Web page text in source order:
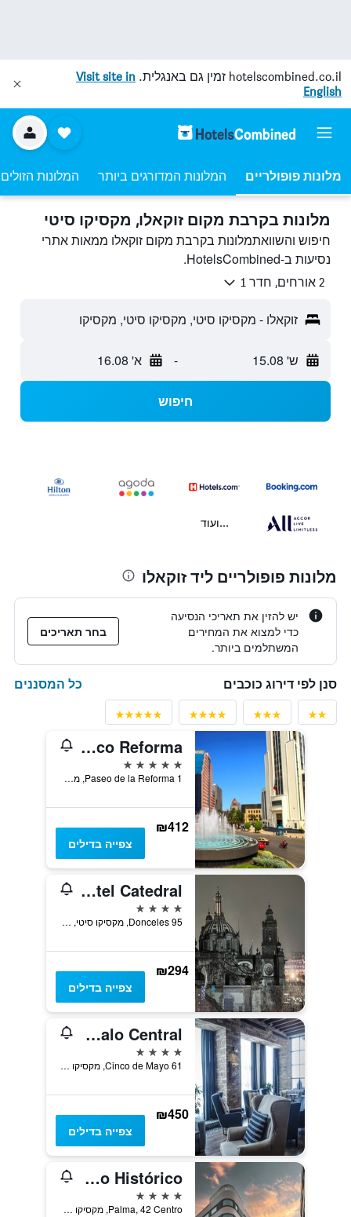
hotelscombined.co.il זמין גם באנגלית. Visit site in
English
מלונות פופולריים המלונות המדורגים ביותר המלונות
מלונות בקרבת מקום זוקאלו, מקסיקו סיטי
חיפוש והשוואתמלונות בקרבת מקום זוקאלו ממאות אתרי
נסיעות ב-HotelsCombined.
2 אורחים, חדר 1
זוקאלו - מקסיקו סיטי, מקסיקו סיטי, מקסיקו
ש' 15.08 - א' 16.08
חיפוש
...ועוד
מלונות פופולריים ליד זוקאלו
יש להזין את תאריכי הנסיעה
כדי למצוא את המחירים
המשתלמים ביותר.
בחר תאריכים
סנן לפי דירוג כוכבים כל המסננים
Barceló México Reforma
5 כוכבים
Paseo de la Reforma 1, מקסיקו סיטי, מקסיקו סיטי, מקסיקו
₪412
צפייה בדילים
Hotel Catedral
4 כוכבים
Donceles 95, מקסיקו סיטי, מקסיקו סיטי, מקסיקו
₪294
צפייה בדילים
Zócalo Central
4 כוכבים
Cinco de Mayo 61, מקסיקו סיטי, מקסיקו סיטי, מקסיקו
₪450
צפייה בדילים
NH Collection Mexico City Centro Histórico
4 כוכבים
Palma, 42 Centro, מקסיקו סיטי, מקסיקו סיטי, מקסיקו